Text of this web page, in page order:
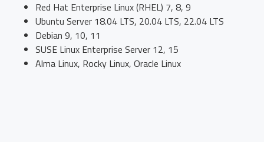
Red Hat Enterprise Linux (RHEL) 7, 8, 9
Ubuntu Server 18.04 LTS, 20.04 LTS, 22.04 LTS
Debian 9, 10, 11
SUSE Linux Enterprise Server 12, 15
Alma Linux, Rocky Linux, Oracle Linux